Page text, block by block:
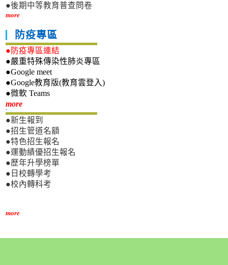
●後期中等教育普查問卷
more
防疫專區
●防疫專區連結
●嚴重特殊傳染性肺炎專區
●Google meet
●Google教育版(教育雲登入)
●微軟 Teams
more新生專區
●新生報到
●招生管道名額
●特色招生報名
●運動績優招生報名
●歷年升學榜單
●日校轉學考
●校內轉科考
more